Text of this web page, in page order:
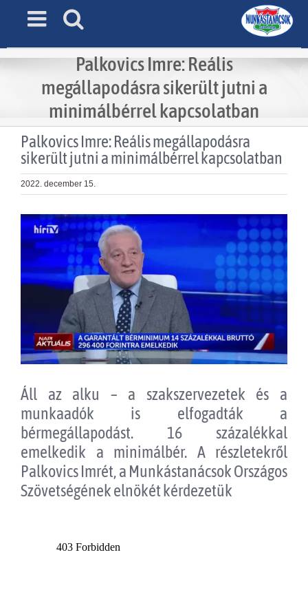
Palkovics Imre: Reális
megállapodásra sikerült jutni a
minimálbérrel kapcsolatban
Palkovics Imre: Reális megállapodásra
sikerült jutni a minimálbérrel kapcsolatban
2022. december 15.
View
Larger
Image
Áll az alku – a szakszervezetek és a
munkaadók is elfogadták a
bérmegállapodást. 16 százalékkal
emelkedik a minimálbér. A részletekről
Palkovics Imrét, a Munkástanácsok Országos
Szövetségének elnökét kérdezetük